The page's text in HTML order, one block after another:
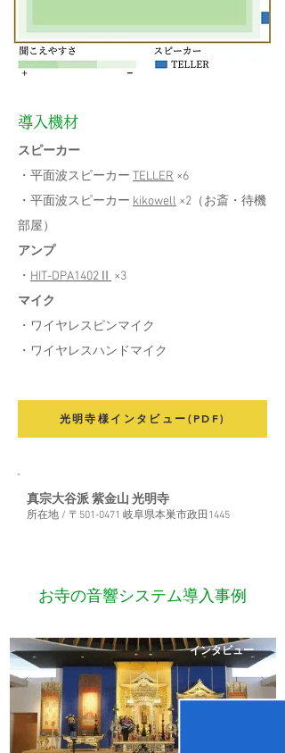
導入機材
スピーカー
・平面波スピーカー TELLER ×6
・平面波スピーカー kikowell ×2（お斎・待機
部屋）
アンプ
・ HIT-DPA1402Ⅱ ×3
マイク
・ワイヤレスピンマイク
​・ワイヤレスハンドマイク
光明寺様インタビュー(PDF)
真宗大谷派 紫金山 光明寺
所在地 / 〒501-0471 岐阜県本巣市政田1445
お寺の音響システム導入事例
インタビュー